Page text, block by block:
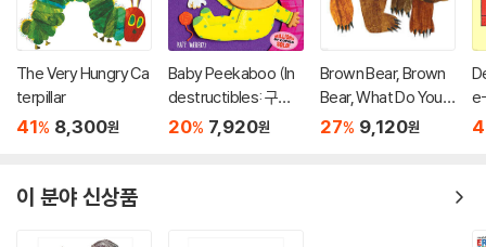
The Very Hungry Ca
terpillar
41% 8,300원
Baby Peekaboo (In
destructibles: 구강
기 아이를 위한 츄잉북
20% 7,920원
Brown Bear, Brown
Bear, What Do You S
ee?
27% 9,120원
이 분야 신상품